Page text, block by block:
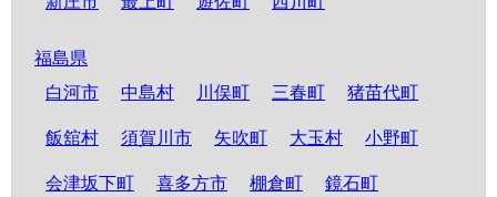
福島県
白河市
中島村 川俣町 三春町 猪苗代町
飯舘村 須賀川市 矢吹町 大玉村 小野町
会津坂下町 喜多方市 棚倉町 鏡石町